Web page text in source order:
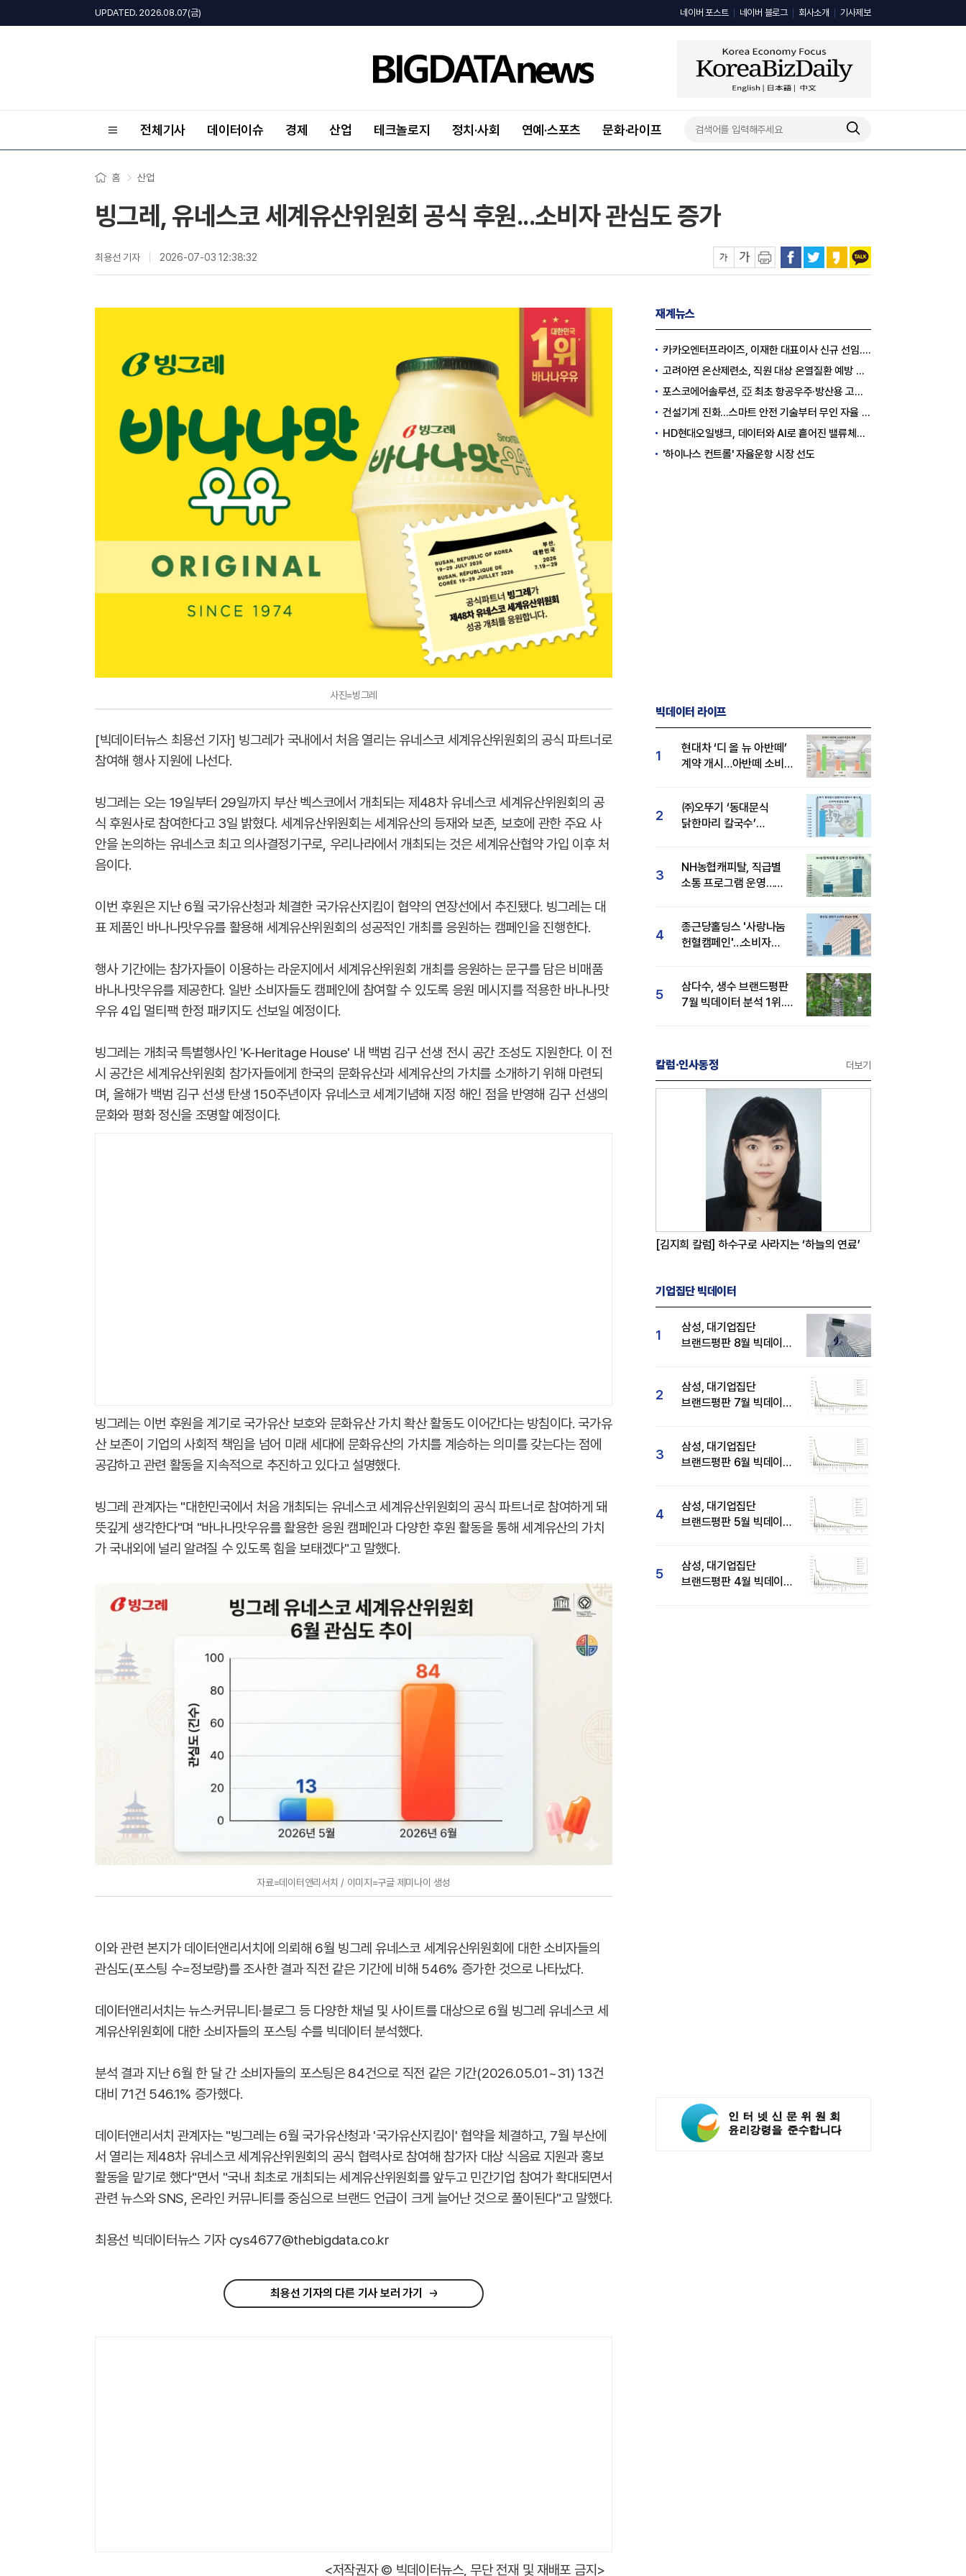
UPDATED. 2026.08.07(금) 네이버 포스트 네이버 블로그 회사소개 기사제보
전체기사 데이터이슈 경제 산업 테크놀로지 정치·사회 연예·스포츠 문화·라이프
홈 산업
빙그레, 유네스코 세계유산위원회 공식 후원...소비자 관심도 증가
최용선 기자 2026-07-03 12:38:32
사진=빙그레
[빅데이터뉴스 최용선 기자] 빙그레가 국내에서 처음 열리는 유네스코 세계유산위원회의 공식 파트너로
참여해 행사 지원에 나선다.
빙그레는 오는 19일부터 29일까지 부산 벡스코에서 개최되는 제48차 유네스코 세계유산위원회의 공
식 후원사로 참여한다고 3일 밝혔다. 세계유산위원회는 세계유산의 등재와 보존, 보호에 관한 주요 사
안을 논의하는 유네스코 최고 의사결정기구로, 우리나라에서 개최되는 것은 세계유산협약 가입 이후 처
음이다.
이번 후원은 지난 6월 국가유산청과 체결한 국가유산지킴이 협약의 연장선에서 추진됐다. 빙그레는 대
표 제품인 바나나맛우유를 활용해 세계유산위원회의 성공적인 개최를 응원하는 캠페인을 진행한다.
행사 기간에는 참가자들이 이용하는 라운지에서 세계유산위원회 개최를 응원하는 문구를 담은 비매품
바나나맛우유를 제공한다. 일반 소비자들도 캠페인에 참여할 수 있도록 응원 메시지를 적용한 바나나맛
우유 4입 멀티팩 한정 패키지도 선보일 예정이다.
빙그레는 개최국 특별행사인 'K-Heritage House' 내 백범 김구 선생 전시 공간 조성도 지원한다. 이 전
시 공간은 세계유산위원회 참가자들에게 한국의 문화유산과 세계유산의 가치를 소개하기 위해 마련되
며, 올해가 백범 김구 선생 탄생 150주년이자 유네스코 세계기념해 지정 해인 점을 반영해 김구 선생의
문화와 평화 정신을 조명할 예정이다.
빙그레는 이번 후원을 계기로 국가유산 보호와 문화유산 가치 확산 활동도 이어간다는 방침이다. 국가유
산 보존이 기업의 사회적 책임을 넘어 미래 세대에 문화유산의 가치를 계승하는 의미를 갖는다는 점에
공감하고 관련 활동을 지속적으로 추진하고 있다고 설명했다.
빙그레 관계자는 "대한민국에서 처음 개최되는 유네스코 세계유산위원회의 공식 파트너로 참여하게 돼
뜻깊게 생각한다"며 "바나나맛우유를 활용한 응원 캠페인과 다양한 후원 활동을 통해 세계유산의 가치
가 국내외에 널리 알려질 수 있도록 힘을 보태겠다"고 말했다.
자료=데이터앤리서치 / 이미지=구글 제미나이 생성
이와 관련 본지가 데이터앤리서치에 의뢰해 6월 빙그레 유네스코 세계유산위원회에 대한 소비자들의
관심도(포스팅 수=정보량)를 조사한 결과 직전 같은 기간에 비해 546% 증가한 것으로 나타났다.
데이터앤리서치는 뉴스·커뮤니티·블로그 등 다양한 채널 및 사이트를 대상으로 6월 빙그레 유네스코 세
계유산위원회에 대한 소비자들의 포스팅 수를 빅데이터 분석했다.
분석 결과 지난 6월 한 달 간 소비자들의 포스팅은 84건으로 직전 같은 기간(2026.05.01~31) 13건
대비 71건 546.1% 증가했다.
데이터앤리서치 관계자는 "빙그레는 6월 국가유산청과 '국가유산지킴이' 협약을 체결하고, 7월 부산에
서 열리는 제48차 유네스코 세계유산위원회의 공식 협력사로 참여해 참가자 대상 식음료 지원과 홍보
활동을 맡기로 했다"면서 "국내 최초로 개최되는 세계유산위원회를 앞두고 민간기업 참여가 확대되면서
관련 뉴스와 SNS, 온라인 커뮤니티를 중심으로 브랜드 언급이 크게 늘어난 것으로 풀이된다"고 말했다.
최용선 빅데이터뉴스 기자 cys4677@thebigdata.co.kr
최용선 기자의 다른 기사 보러 가기
<저작권자 © 빅데이터뉴스, 무단 전재 및 재배포 금지>
재계뉴스
카카오엔터프라이즈, 이재한 대표이사 신규 선임..."AI 전환 선도"
고려아연 온산제련소, 직원 대상 온열질환 예방 안전 실천 캠페인 실시
포스코에어솔루션, 亞 최초 항공우주·방산용 고순도 가스 국제 인증 획득
건설기계 진화…스마트 안전 기술부터 무인 자율 굴착기까지
HD현대오일뱅크, 데이터와 AI로 흩어진 밸류체인 연결
'하이나스 컨트롤' 자율운항 시장 선도
빅데이터 라이프
1
현대차 ‘디 올 뉴 아반떼’
계약 개시…아반떼 소비자
2
㈜오뚜기 ‘동대문식
닭한마리 칼국수’
3
NH농협캐피탈, 직급별
소통 프로그램 운영…
4
종근당홀딩스 '사랑나눔
헌혈캠페인'…소비자
5
삼다수, 생수 브랜드평판
7월 빅데이터 분석 1위...
칼럼·인사동정 더보기
[김지희 칼럼] 하수구로 사라지는 ‘하늘의 연료’
기업집단 빅데이터
1
삼성, 대기업집단
브랜드평판 8월 빅데이터
2
삼성, 대기업집단
브랜드평판 7월 빅데이터
3
삼성, 대기업집단
브랜드평판 6월 빅데이터
4
삼성, 대기업집단
브랜드평판 5월 빅데이터
5
삼성, 대기업집단
브랜드평판 4월 빅데이터